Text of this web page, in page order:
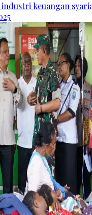
industri keuangan